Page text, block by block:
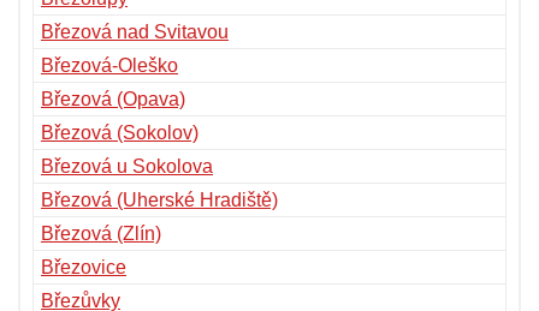
Březová nad Svitavou
Březová-Oleško
Březová (Opava)
Březová (Sokolov)
Březová u Sokolova
Březová (Uherské Hradiště)
Březová (Zlín)
Březovice
Březůvky